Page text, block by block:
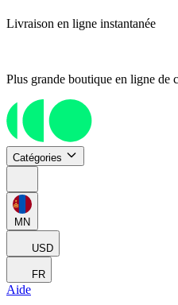
Livraison en ligne instantanée
Plus grande boutique en ligne de
Catégories
MN
USD
FR
Aide